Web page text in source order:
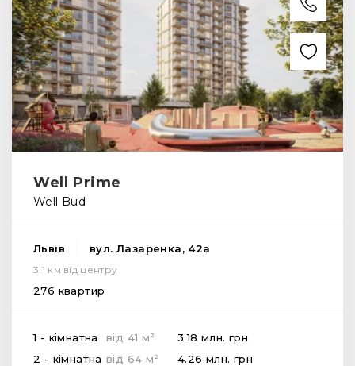
Well Prime
Well Bud
Львів вул. Лазаренка, 42а
3.1 км від центру
276 квартир
1 - кімнатна від 41 м 2 3.18 млн. грн
2 - кімнатна від 64 м 2 4.26 млн. грн